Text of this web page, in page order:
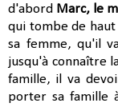
d'abord Marc, le
qui tombe de
sa femme, qu'il
jusqu'à connaître
famille, il va
porter sa famille